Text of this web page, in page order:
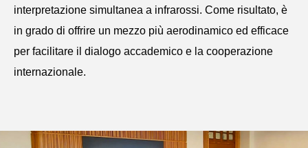
interpretazione simultanea a infrarossi. Come risultato, è
in grado di offrire un mezzo più aerodinamico ed efficace
per facilitare il dialogo accademico e la cooperazione
internazionale.